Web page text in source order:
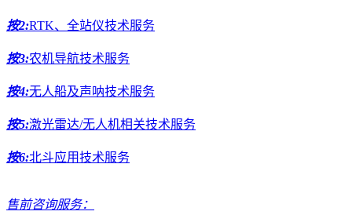
按2:RTK、全站仪技术服务
按3:农机导航技术服务
按4:无人船及声呐技术服务
按5:激光雷达/无人机相关技术服务
按6:北斗应用技术服务
售前咨询服务：